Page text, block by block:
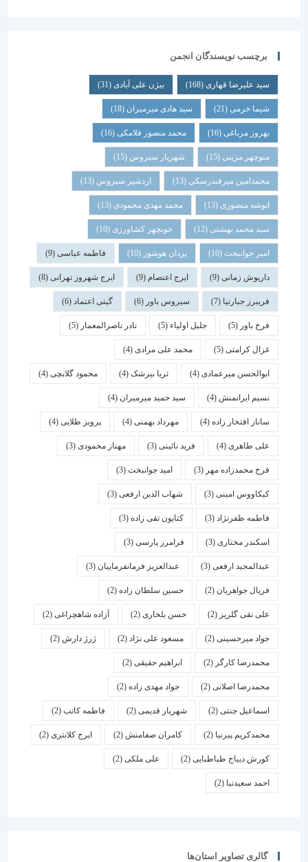
برچسب نویسندگان انجمن
سید علیرضا قهاری(168) بیژن علی آبادی(31)
شیما خرمی(21) سید هادی میرمیران(18)
بهروز مرباغی (16) محمد منصور فلامکی (16)
منوچهر مزینی(15) شهریار سیروس(15)
محمدامین میرفندرسکی(13) اردشیر سیروس(13)
انوشه منصوری(13) محمد مهدی محمودی(13)
سید محمد بهشتی(12) خوبچهر کشاورزی(10)
امیر جوانبخت(10) یزدان هوشور(10) فاطمه عباسی(9)
داریوش زمانی(9) ایرج اعتصام(9) ایرج شهروز تهرانی(8)
فریبرز جبارنیا(7) سیروس باور(6) گیتی اعتماد(6)
فرخ باور(5) جلیل اولیاء(5) نادر ناصرالمعمار (5)
غزال کرامتی(5) محمد علی مرادی(4)
ابوالحسن میرعمادی(4) ثریا بیرشک(4) محمود گلابچی(4)
نسیم ایرانمنش(4) سید حمید میرمیران(4)
ساناز افتخار زاده(4) مهرداد بهمنی (4) پرویز طلایی(4)
علی طاهری(4) فرید نائینی(3) مهناز محمودی(3)
فرخ محمدزاده مهر(3) امید جوانبخت(3)
کیکاووس امینی(3) شهاب الدین ارفعی(3)
فاطمه ظفرنژاد(3) کتایون تقی زاده(3)
اسكندر مختاری (3) فرامرز پارسی(3)
عبدالمجید ارفعی(3) عبدالعزیز فرمانفرماییان(3)
فریال جواهریان(2) حسین سلطان زاده(2)
علی نقی گلریز(2) حسن بلخاری(2) آزاده شاهچراغی(2)
جواد میرحسینی(2) مسعود علی نژاد(2) ژرژ دارش (2)
محمدرضا کارگر(2) ابراهیم حقیقی(2)
محمدرضا اصلانی(2) جواد مهدی زاده(2)
اسماعیل جنتی(2) شهریار قدیمی(2) فاطمه کاتب(2)
محمدکریم پیرنیا (2) کامران صفامنش(2) ایرج کلانتری (2)
کورش دیباج طباطبایی(2) علی ملکی(2)
احمد سعیدنیا (2)
گالری تصاویر استان‌ها